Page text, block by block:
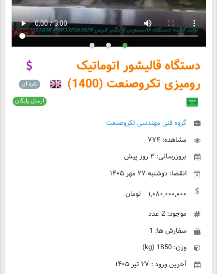
دستگاه قالیشور اتوماتیک
رومیزی تکروصنعت (1400)
گروه فنی مهندسی تکروصنعت
مشاهده: ۷۷۴
بروزرسانی: ۳ روز پیش
انقضا: دوشنبه ۲۷ مهر ۱۴۰۵
۱,۰۸۰,۰۰۰,۰۰۰
تومان
موجود: 2 عدد
سفارش ها: 1
وزن: 1850 (kg)
آخرین ورود : ۲۷ تیر ۱۴۰۵
نقره ای
ارسال رایگان